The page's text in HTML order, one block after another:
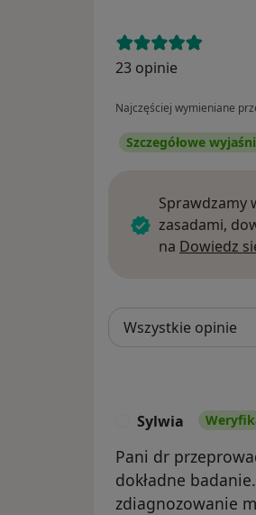
23 opinie
Najczęściej wymieniane
Szczegółowe
Sprawdzamy
zasadami,
na Dowiedz
Sylwia
Pani dr
dokładne
zdiagnozowanie